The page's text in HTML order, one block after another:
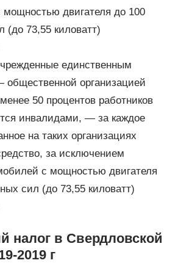
двигателя до 100
73,55 киловатт)
единственным
организацией
50 процентов работников
инвалидами, — за каждое
на таких организациях
за исключением
с мощностью двигателя
сил (до 73,55 киловатт)
налог в Свердловской
2019 г